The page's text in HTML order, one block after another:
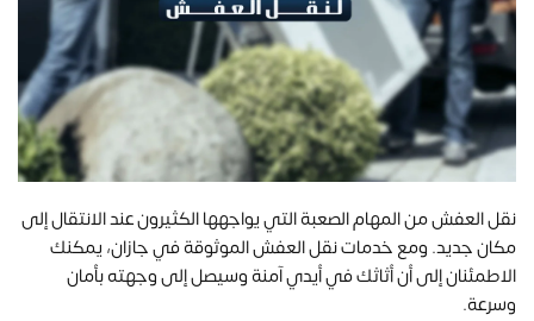
نقل العفش من المهام الصعبة التي يواجهها الكثيرون عند الانتقال إلى
مكان جديد. ومع خدمات نقل العفش الموثوقة في جازان، يمكنك
الاطمئنان إلى أن أثاثك في أيدي آمنة وسيصل إلى وجهته بأمان
وسرعة.